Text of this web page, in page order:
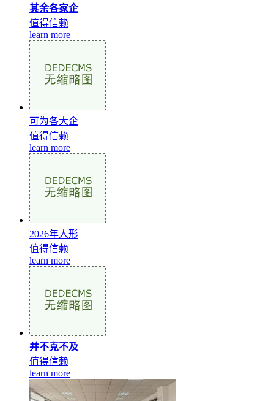
其余各家企
值得信赖
learn more
可为各大企
值得信赖
learn more
2026年人形
值得信赖
learn more
并不克不及
值得信赖
learn more